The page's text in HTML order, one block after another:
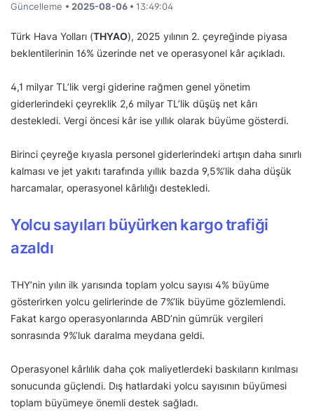
Güncelleme • 2025-08-06 • 13:49:04
Türk Hava Yolları (THYAO), 2025 yılının 2. çeyreğinde piyasa
beklentilerinin 16% üzerinde net ve operasyonel kâr açıkladı.
4,1 milyar TL’lik vergi giderine rağmen genel yönetim
giderlerindeki çeyreklik 2,6 milyar TL’lik düşüş net kârı
destekledi. Vergi öncesi kâr ise yıllık olarak büyüme gösterdi.
Birinci çeyreğe kıyasla personel giderlerindeki artışın daha sınırlı
kalması ve jet yakıtı tarafında yıllık bazda 9,5%’lik daha düşük
harcamalar, operasyonel kârlılığı destekledi.
Yolcu sayıları büyürken kargo trafiği
azaldı
THY’nin yılın ilk yarısında toplam yolcu sayısı 4% büyüme
gösterirken yolcu gelirlerinde de 7%’lik büyüme gözlemlendi.
Fakat kargo operasyonlarında ABD’nin gümrük vergileri
sonrasında 9%’luk daralma meydana geldi.
Operasyonel kârlılık daha çok maliyetlerdeki baskıların kırılması
sonucunda güçlendi. Dış hatlardaki yolcu sayısının büyümesi
toplam büyümeye önemli destek sağladı.